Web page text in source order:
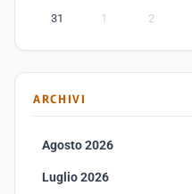
31 1 2
ARCHIVI
Agosto 2026
Luglio 2026